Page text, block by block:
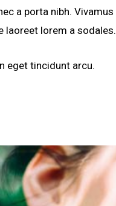
a porta nibh. Vivamus
laoreet lorem a sodales.
eget tincidunt arcu.